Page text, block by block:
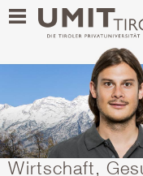
Wirtschaft,